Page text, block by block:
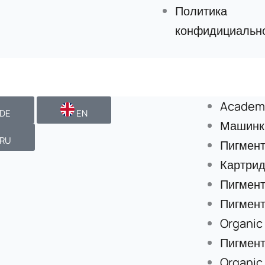
Политика
DE EN
RU